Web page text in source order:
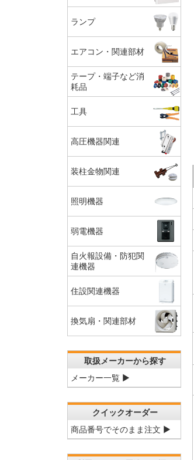
ランプ
エアコン・関連部材
テープ・端子など消
耗品
工具
高圧機器関連
装柱金物関連
照明機器
弱電機器
自火報設備・防犯関
連機器
住設関連機器
換気扇・関連部材
取扱メーカーから探す
メーカー一覧 ▶
クイックオーダー
商品番号でそのまま注文 ▶